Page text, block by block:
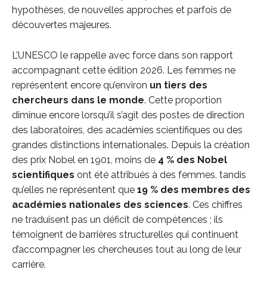
hypothèses, de nouvelles approches et parfois de
découvertes majeures.
L’UNESCO le rappelle avec force dans son rapport
accompagnant cette édition 2026. Les femmes ne
représentent encore qu’environ un tiers des
chercheurs dans le monde. Cette proportion
diminue encore lorsqu’il s’agit des postes de direction
des laboratoires, des académies scientifiques ou des
grandes distinctions internationales. Depuis la création
des prix Nobel en 1901, moins de 4 % des Nobel
scientifiques ont été attribués à des femmes, tandis
qu’elles ne représentent que 19 % des membres des
académies nationales des sciences. Ces chiffres
ne traduisent pas un déficit de compétences ; ils
témoignent de barrières structurelles qui continuent
d’accompagner les chercheuses tout au long de leur
carrière.